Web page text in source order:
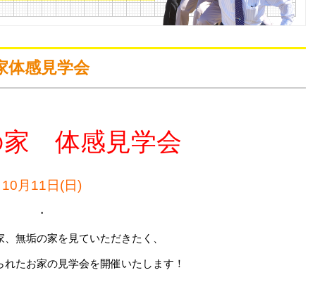
感見学会
家 体感見学会
10月11日(日)
・
無垢の家を見ていただきたく、
たお家の見学会を開催いたします！